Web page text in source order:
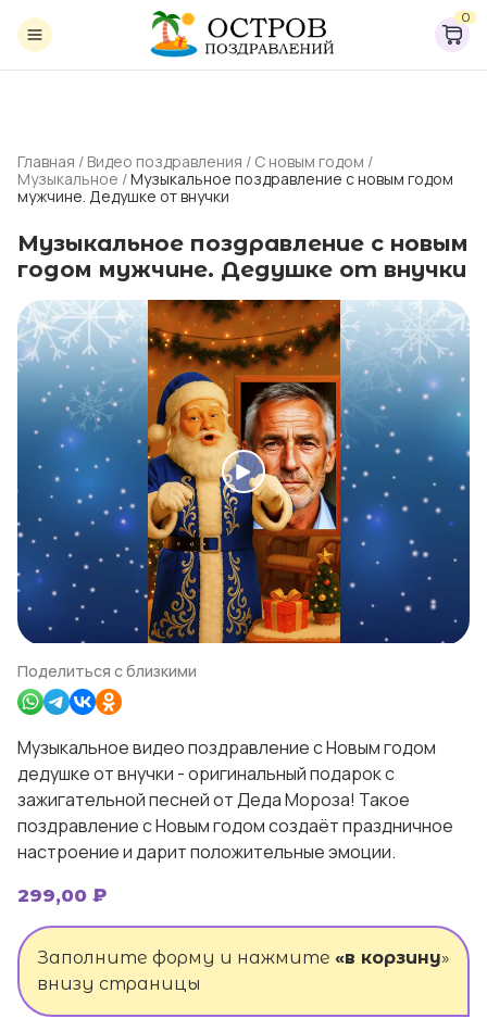
0
Главная / Видео поздравления / С новым годом /
Музыкальное /Музыкальное поздравление с новым годом
мужчине. Дедушке от внучки
Музыкальное поздравление с новым
годом мужчине. Дедушке от внучки
Поделиться с близкими
Музыкальное видео поздравление с Новым годом
дедушке от внучки - оригинальный подарок с
зажигательной песней от Деда Мороза! Такое
поздравление с Новым годом создаёт праздничное
настроение и дарит положительные эмоции.
299,00 ₽
Заполните форму и нажмите «в корзину»
внизу страницы